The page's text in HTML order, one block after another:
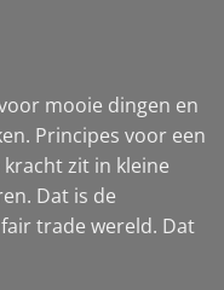
mooie dingen en
Principes voor een
zit in kleine
Dat is de
trade wereld. Dat